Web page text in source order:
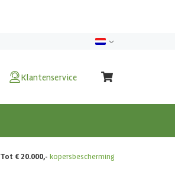
Klantenservice
Tot € 20.000,- kopersbescherming